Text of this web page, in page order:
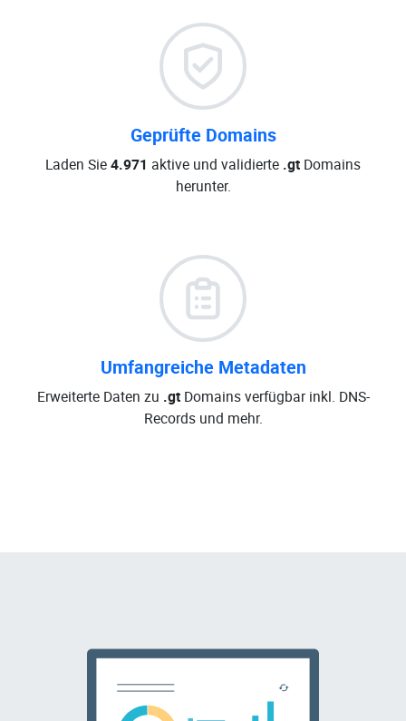
Geprüfte Domains
Laden Sie4.971 aktive und validierte .gt Domains
herunter.
Umfangreiche Metadaten
Erweiterte Daten zu .gtDomains verfügbar inkl. DNS-
Records und mehr.